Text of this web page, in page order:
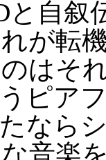
と自叙
が転
はそ
ピア
なら
音楽